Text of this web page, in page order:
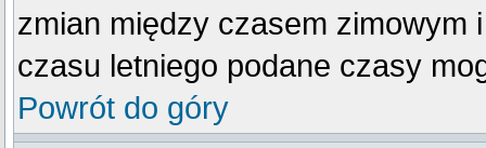
zmian między czasem zimowym
czasu letniego podane czasy
Powrót do góry